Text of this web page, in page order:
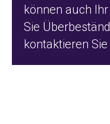
können auch
Sie
kontaktieren